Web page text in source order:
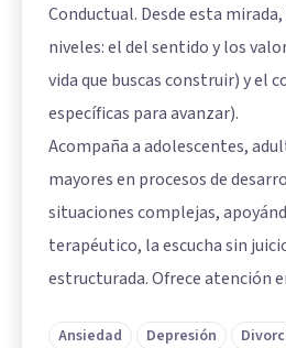
Conductual. Desde esta
niveles: el del sentido y los
vida que buscas construir) y el
específicas para avanzar).
Acompaña a adolescentes,
mayores en procesos de
situaciones complejas,
terapéutico, la escucha sin
estructurada. Ofrece atención
Ansiedad Depresión